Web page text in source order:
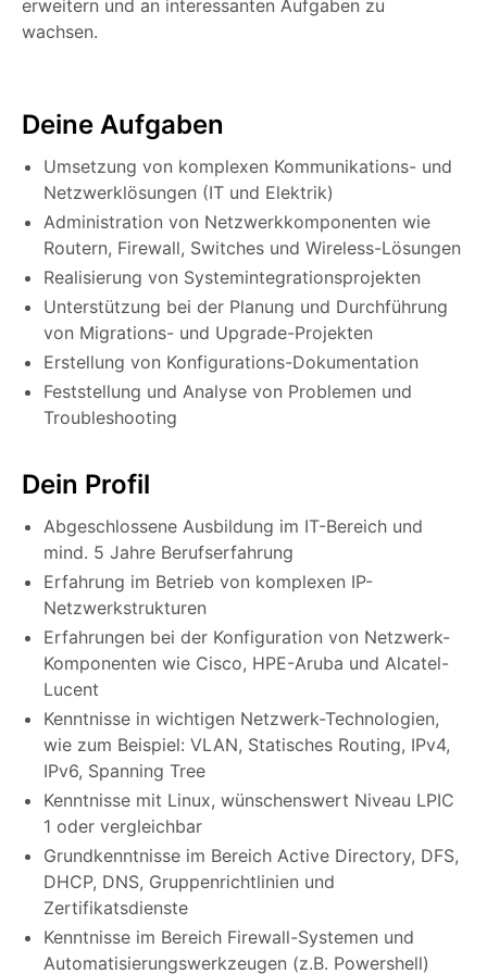
erweitern und an interessanten Aufgaben zu
wachsen.
Deine Aufgaben
Umsetzung von komplexen Kommunikations- und
Netzwerklösungen (IT und Elektrik)
Administration von Netzwerkkomponenten wie
Routern, Firewall, Switches und Wireless-Lösungen
Realisierung von Systemintegrationsprojekten
Unterstützung bei der Planung und Durchführung
von Migrations- und Upgrade-Projekten
Erstellung von Konfigurations-Dokumentation
Feststellung und Analyse von Problemen und
Troubleshooting
Dein Profil
Abgeschlossene Ausbildung im IT-Bereich und
mind. 5 Jahre Berufserfahrung
Erfahrung im Betrieb von komplexen IP-
Netzwerkstrukturen
Erfahrungen bei der Konfiguration von Netzwerk-
Komponenten wie Cisco, HPE-Aruba und Alcatel-
Lucent
Kenntnisse in wichtigen Netzwerk-Technologien,
wie zum Beispiel: VLAN, Statisches Routing, IPv4,
IPv6, Spanning Tree
Kenntnisse mit Linux, wünschenswert Niveau LPIC
1 oder vergleichbar
Grundkenntnisse im Bereich Active Directory, DFS,
DHCP, DNS, Gruppenrichtlinien und
Zertifikatsdienste
Kenntnisse im Bereich Firewall-Systemen und
Automatisierungswerkzeugen (z.B. Powershell)